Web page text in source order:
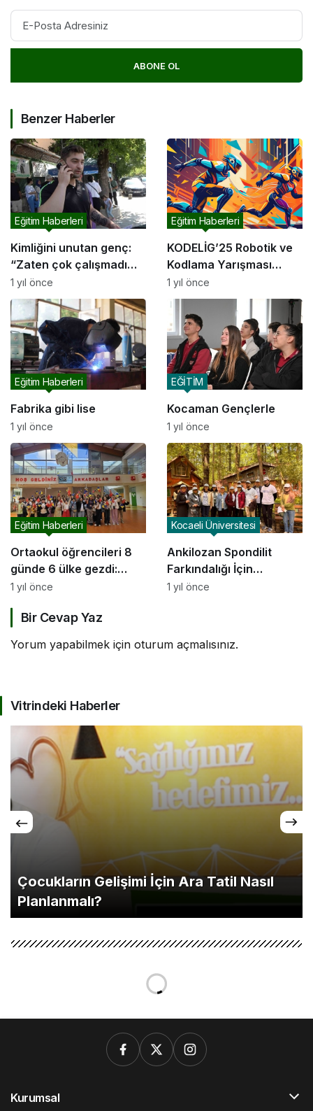
ABONE OL
Benzer Haberler
Kimliğini unutan genç:
“Zaten çok çalışmadım,
başka planlarım var”
Eğitim Haberleri
1 yıl önce
KODELİG’25 Robotik ve
Kodlama Yarışması
başlıyor
Eğitim Haberleri
1 yıl önce
Fabrika gibi lise
Eğitim Haberleri
1 yıl önce
Kocaman Gençlerle
EĞİTİM
1 yıl önce
Ortaokul öğrencileri 8
günde 6 ülke gezdi:
Kardeş okullarına ağaç
Eğitim Haberleri
1 yıl önce
Ankilozan Spondilit
Farkındalığı İçin
Yürüdüler!
Kocaeli Üniversitesi
1 yıl önce
Bir Cevap Yaz
Yorum yapabilmek için oturum açmalısınız.
Vitrindeki Haberler
Çocukların Gelişimi İçin Ara Tatil Nasıl
Planlanmalı?
Kurumsal